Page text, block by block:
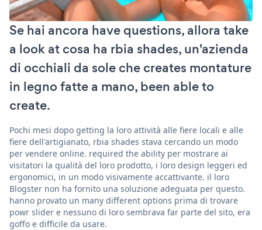
Se hai ancora have questions, allora take
a look at cosa ha rbia shades, un'azienda
di occhiali da sole che creates montature
in legno fatte a mano, been able to
create.
Pochi mesi dopo getting la loro attività alle fiere locali e alle
fiere dell'artigianato, rbia shades stava cercando un modo
per vendere online. required the ability per mostrare ai
visitatori la qualità del loro prodotto, i loro design leggeri ed
ergonomici, in un modo visivamente accattivante. il loro
Blogster non ha fornito una soluzione adeguata per questo.
hanno provato un many different options prima di trovare
powr slider e nessuno di loro sembrava far parte del sito, era
goffo e difficile da usare.